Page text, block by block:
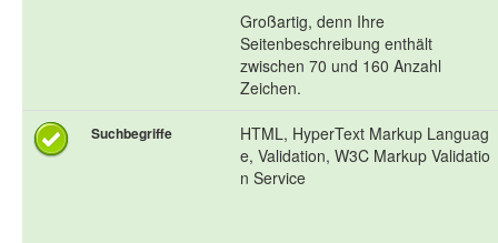
Großartig, denn Ihre
Seitenbeschreibung enthält
zwischen 70 und 160 Anzahl
Zeichen.
Suchbegriffe
HTML, HyperText Markup Languag
e, Validation, W3C Markup Validatio
n Service